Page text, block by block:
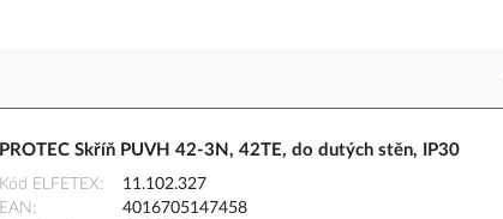
PROTEC Skříň PUVH 42-3N, 42TE, do dutých stěn, IP30
Kód ELFETEX
11.102.327
EAN
4016705147458